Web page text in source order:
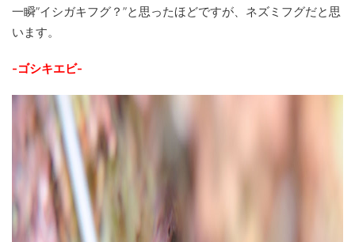
一瞬”イシガキフグ？”と思ったほどですが、ネズミフグだと思
います。
-ゴシキエビ-